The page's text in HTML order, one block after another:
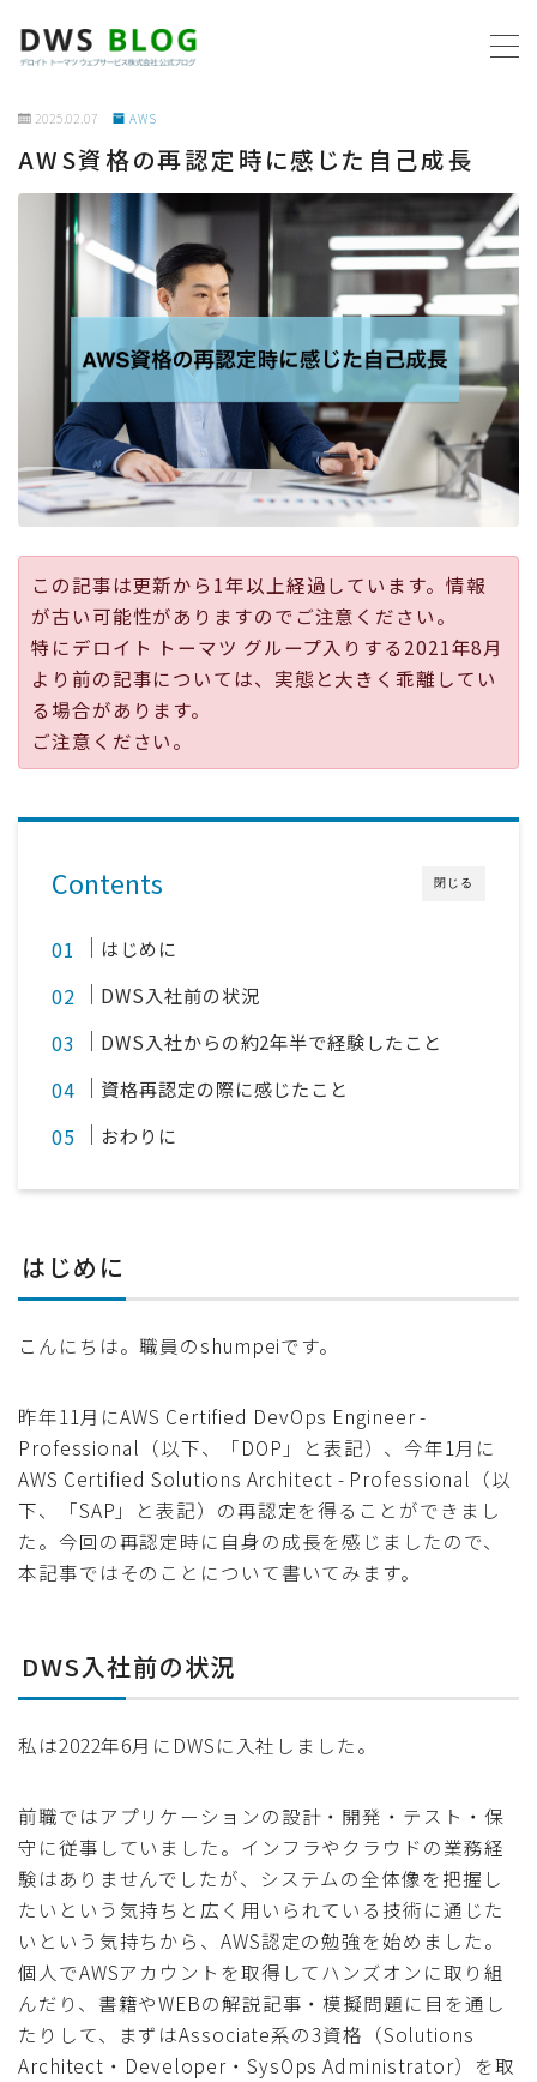
ホーム
AWS
プログラミング
ビジネス
リモートワーク
社内制度
採用
公式ページ
2025.02.07 AWS
AWS資格の再認定時に感じた自己成長
この記事は更新から1年以上経過しています。情報
が古い可能性がありますのでご注意ください。
特にデロイト トーマツ グループ入りする2021年8月
より前の記事については、実態と大きく乖離してい
る場合があります。
ご注意ください。
閉じる
Contents
はじめに
DWS入社前の状況
DWS入社からの約2年半で経験したこと
資格再認定の際に感じたこと
おわりに
はじめに
こんにちは。職員のshumpeiです。
昨年11月にAWS Certified DevOps Engineer -
Professional（以下、「DOP」と表記）、今年1月に
AWS Certified Solutions Architect - Professional（以
下、「SAP」と表記）の再認定を得ることができまし
た。今回の再認定時に自身の成長を感じましたので、
本記事ではそのことについて書いてみます。
DWS入社前の状況
私は2022年6月にDWSに入社しました。
前職ではアプリケーションの設計・開発・テスト・保
守に従事していました。インフラやクラウドの業務経
験はありませんでしたが、システムの全体像を把握し
たいという気持ちと広く用いられている技術に通じた
いという気持ちから、AWS認定の勉強を始めました。
個人でAWSアカウントを取得してハンズオンに取り組
んだり、書籍やWEBの解説記事・模擬問題に目を通し
たりして、まずはAssociate系の3資格（Solutions
Architect・Developer・SysOps Administrator）を取